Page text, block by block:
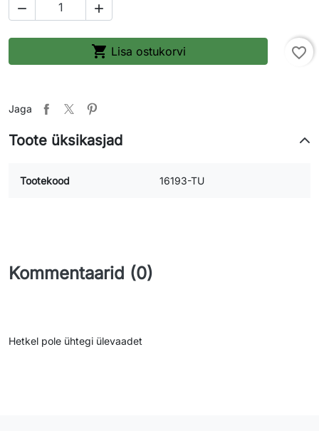
 
 Lisa ostukorvi favorite_border
Jaga
Toote üksikasjad
Tootekood 16193-TU
Kommentaarid (0)
Hetkel pole ühtegi ülevaadet